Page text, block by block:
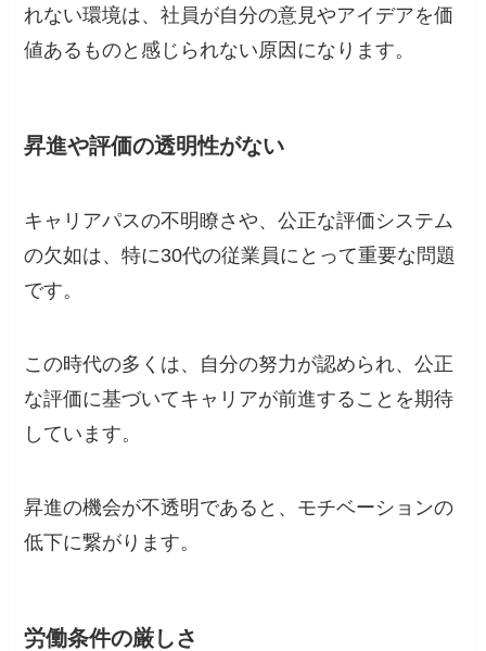
れない環境は、社員が自分の意見やアイデアを価
値あるものと感じられない原因になります。
昇進や評価の透明性がない
キャリアパスの不明瞭さや、公正な評価システム
の欠如は、特に30代の従業員にとって重要な問題
です。
この時代の多くは、自分の努力が認められ、公正
な評価に基づいてキャリアが前進することを期待
しています。
昇進の機会が不透明であると、モチベーションの
低下に繋がります。
労働条件の厳しさ